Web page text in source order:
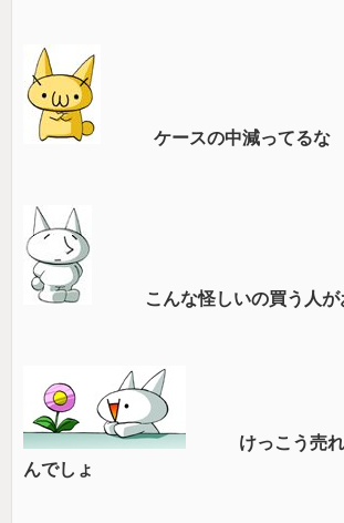
ケースの中減ってるな
こんな怪しいの買う人が
けっこう売れ
んでしょ